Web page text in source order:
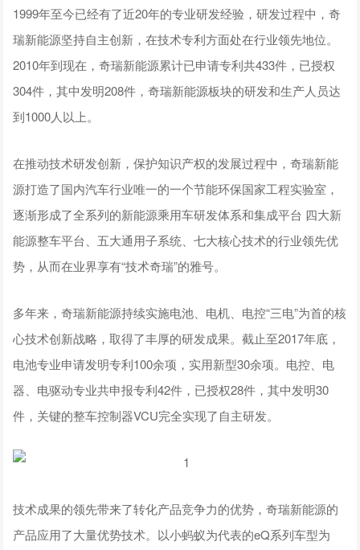
1999年至今已经有了近20年的专业研发经验，研发过程中，奇
瑞新能源坚持自主创新，在技术专利方面处在行业领先地位。
2010年到现在，奇瑞新能源累计已申请专利共433件，已授权
304件，其中发明208件，奇瑞新能源板块的研发和生产人员达
到1000人以上。
在推动技术研发创新，保护知识产权的发展过程中，奇瑞新能
源打造了国内汽车行业唯一的一个节能环保国家工程实验室，
逐渐形成了全系列的新能源乘用车研发体系和集成平台 四大新
能源整车平台、五大通用子系统、七大核心技术的行业领先优
势，从而在业界享有“技术奇瑞”的雅号。
多年来，奇瑞新能源持续实施电池、电机、电控“三电”为首的核
心技术创新战略，取得了丰厚的研发成果。截止至2017年底，
电池专业申请发明专利100余项，实用新型30余项。电控、电
器、电驱动专业共申报专利42件，已授权28件，其中发明30
件，关键的整车控制器VCU完全实现了自主研发。
技术成果的领先带来了转化产品竞争力的优势，奇瑞新能源的
产品应用了大量优势技术。以小蚂蚁为代表的eQ系列车型为